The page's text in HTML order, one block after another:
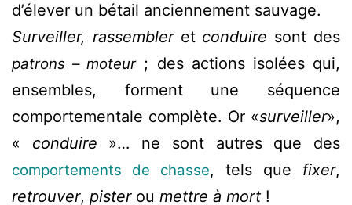
d’élever un bétail anciennement sauvage.
Surveiller, rassembleret conduire sont des
patrons – moteur; des actions isolées qui,
ensembles, forment une séquence
comportementale complète. Or «surveiller»,
« conduire »… ne sont autres que des
comportements de chasse, tels que fixer,
retrouver, pisterou mettre à mort !